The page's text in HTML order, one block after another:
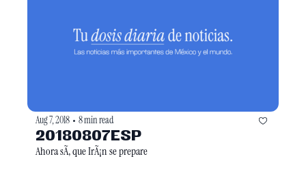
Aug 7, 2018 • 8 min read
20180807ESP
Ahora sÃ­, que IrÃ¡n se prepare